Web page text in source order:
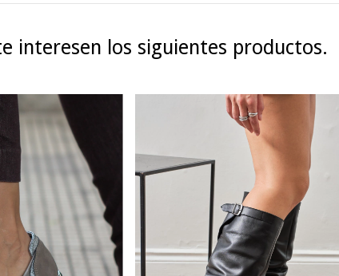
interesen los siguientes productos.